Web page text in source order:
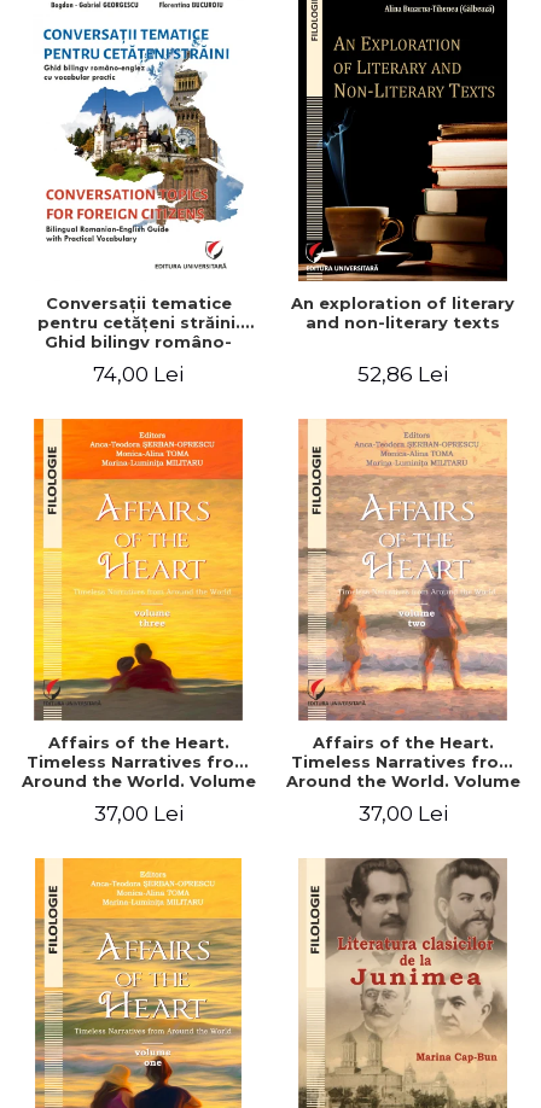
Conversaţii tematice
pentru cetăţeni străini.
Ghid bilingv româno-
practic/Conversation
Bilingual Romanian-English
guide with practical
vocabulary
74,00 Lei
An exploration of literary
and non-literary texts
52,86 Lei
Affairs of the Heart.
Timeless Narratives from
Around the World. Volume
37,00 Lei
Affairs of the Heart.
Timeless Narratives from
Around the World. Volume
37,00 Lei